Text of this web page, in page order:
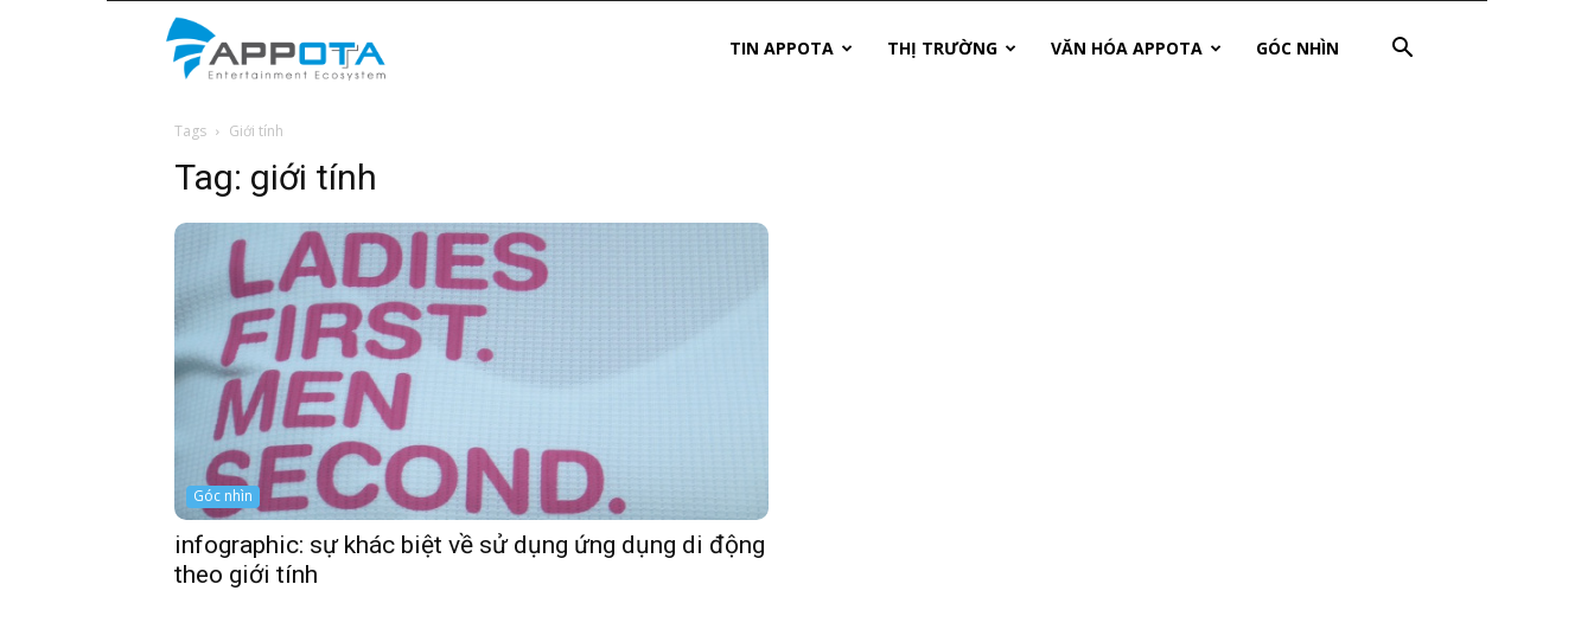
TIN APPOTA THỊ TRƯỜNG VĂN HÓA APPOTA GÓC NHÌN
Tags Giới tính
Tag: giới tính
Góc nhìn
infographic: sự khác biệt về sử dụng ứng dụng di động
theo giới tính